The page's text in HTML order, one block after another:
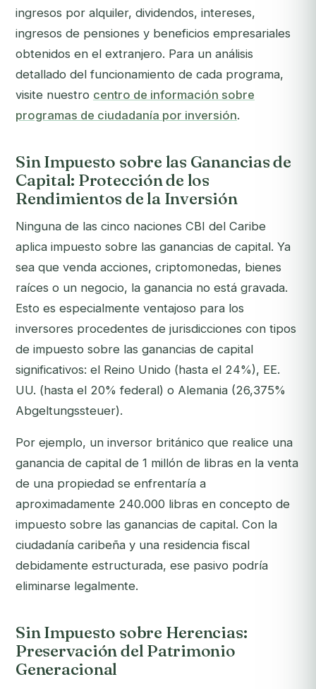
ingresos por alquiler, dividendos, intereses,
ingresos de pensiones y beneficios empresariales
obtenidos en el extranjero. Para un análisis
detallado del funcionamiento de cada programa,
visite nuestro centro de información sobre
programas de ciudadanía por inversión.
Sin Impuesto sobre las Ganancias de
Capital: Protección de los
Rendimientos de la Inversión
Ninguna de las cinco naciones CBI del Caribe
aplica impuesto sobre las ganancias de capital. Ya
sea que venda acciones, criptomonedas, bienes
raíces o un negocio, la ganancia no está gravada.
Esto es especialmente ventajoso para los
inversores procedentes de jurisdicciones con tipos
de impuesto sobre las ganancias de capital
significativos: el Reino Unido (hasta el 24%), EE.
UU. (hasta el 20% federal) o Alemania (26,375%
Abgeltungssteuer).
Por ejemplo, un inversor británico que realice una
ganancia de capital de 1 millón de libras en la venta
de una propiedad se enfrentaría a
aproximadamente 240.000 libras en concepto de
impuesto sobre las ganancias de capital. Con la
ciudadanía caribeña y una residencia fiscal
debidamente estructurada, ese pasivo podría
eliminarse legalmente.
Sin Impuesto sobre Herencias:
Preservación del Patrimonio
Generacional